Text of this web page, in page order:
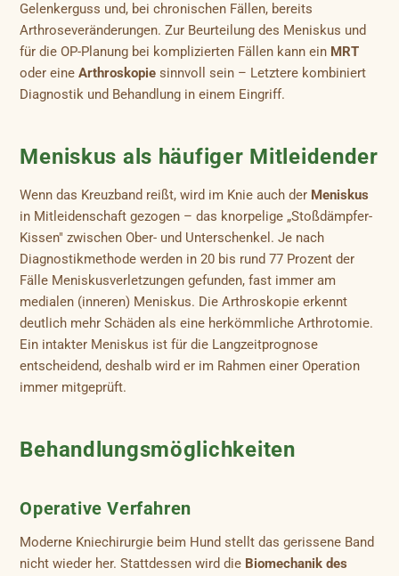
Gelenkerguss und, bei chronischen Fällen, bereits
Arthroseveränderungen. Zur Beurteilung des Meniskus und
für die OP-Planung bei komplizierten Fällen kann ein MRT
oder eineArthroskopie sinnvoll sein – Letztere kombiniert
Diagnostik und Behandlung in einem Eingriff.
Meniskus als häufiger Mitleidender
Wenn das Kreuzband reißt, wird im Knie auch der Meniskus
in Mitleidenschaft gezogen – das knorpelige „Stoßdämpfer-
Kissen" zwischen Ober- und Unterschenkel. Je nach
Diagnostikmethode werden in 20 bis rund 77 Prozent der
Fälle Meniskusverletzungen gefunden, fast immer am
medialen (inneren) Meniskus. Die Arthroskopie erkennt
deutlich mehr Schäden als eine herkömmliche Arthrotomie.
Ein intakter Meniskus ist für die Langzeitprognose
entscheidend, deshalb wird er im Rahmen einer Operation
immer mitgeprüft.
Behandlungsmöglichkeiten
Operative Verfahren
Moderne Kniechirurgie beim Hund stellt das gerissene Band
nicht wieder her. Stattdessen wird die Biomechanik des